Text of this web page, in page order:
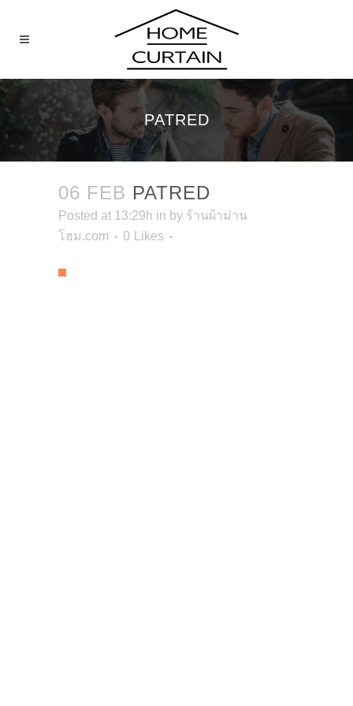
PATRED
06 FEB PATRED
Posted at 13:29h in by ร้านผ้าม่าน
โฮม.com
0 Likes